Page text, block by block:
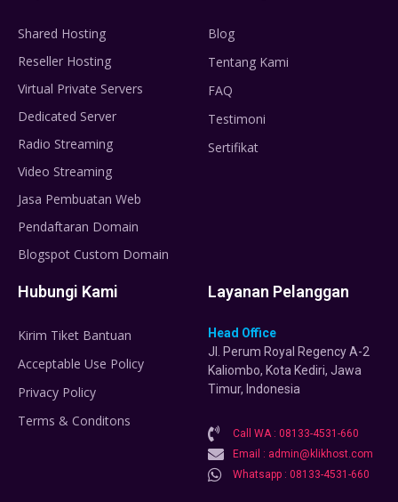
Shared Hosting
Reseller Hosting
Virtual Private Servers
Dedicated Server
Radio Streaming
Video Streaming
Jasa Pembuatan Web
Pendaftaran Domain
Blogspot Custom Domain
Blog
Tentang Kami
FAQ
Testimoni
Sertifikat
Hubungi Kami
Kirim Tiket Bantuan
Acceptable Use Policy
Privacy Policy
Terms & Conditons
Layanan Pelanggan
Head Office
Jl. Perum Royal Regency A-2
Kaliombo, Kota Kediri, Jawa
Timur, Indonesia
Call WA : 08133-4531-660
Email : admin@klikhost.com
Whatsapp : 08133-4531-660